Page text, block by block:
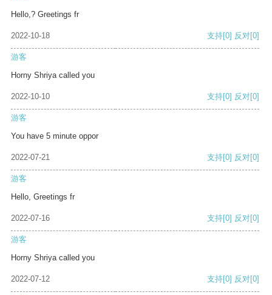
Hello,? Greetings fr
2022-10-18 支持[0] 反对[0]
游客
Horny Shriya called you
2022-10-10 支持[0] 反对[0]
游客
You have 5 minute oppor
2022-07-21 支持[0] 反对[0]
游客
Hello, Greetings fr
2022-07-16 支持[0] 反对[0]
游客
Horny Shriya called you
2022-07-12 支持[0] 反对[0]